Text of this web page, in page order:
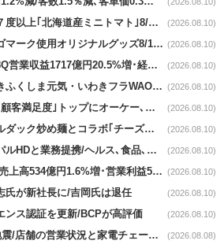
東武ストアnews｜糖度７度以上｢北海道産ミニトマト｣8/11販売 (2026.08.10)
平和堂news｜平和堂ロゴマーク使用オリジナルグッズ8/10販売開始 (2026.08.10)
マミーマートnews｜第3Q営業収益1717億円20.5%増･経常利益3.6%増 (2026.08.10)
イオン東北news｜大好きふくしま元気・いわきフラWAONの利用金額一部寄付 (2026.08.10)
日本生産性本部news｜｢顧客満足度｣トップにオーケー､コスモス薬品など選出 (2026.08.10)
ミニストップnews｜ブルダック炒め麺とコラボ｢チーズハットグ｣8/7発売 (2026.08.10)
三菱商事news｜メディパルHDと業務提携/ヘルス､食品､日用品で協業 (2026.08.10)
東急ストアnews｜第1Q売上高534億円1.6%増･営業利益5億円13.3%減 (2026.08.10)
氏が新社長に/吉岡氏は退任 (2026.08.10)
ンス認証を更新/BCPが高評価 (2026.08.10)
Weekly Review｜熊本地震/店舗の営業状況と家電チェーンの支援策 (2026.08.08)